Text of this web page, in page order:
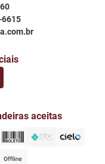
6615
aceitas